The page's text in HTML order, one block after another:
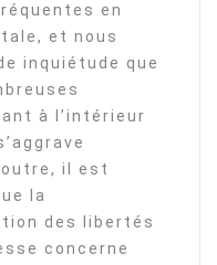
en
et nous
inquiétude que
à l’intérieur
outre, il est
la
des libertés
concerne